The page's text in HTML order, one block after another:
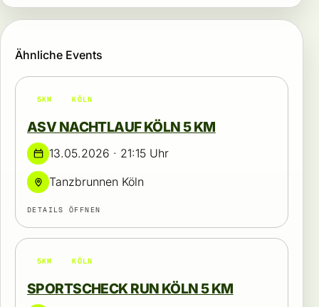
Ähnliche Events
5KM KÖLN
ASV NACHTLAUF KÖLN 5 KM
13.05.2026 · 21:15 Uhr
Tanzbrunnen Köln
DETAILS ÖFFNEN
5KM KÖLN
SPORTSCHECK RUN KÖLN 5 KM